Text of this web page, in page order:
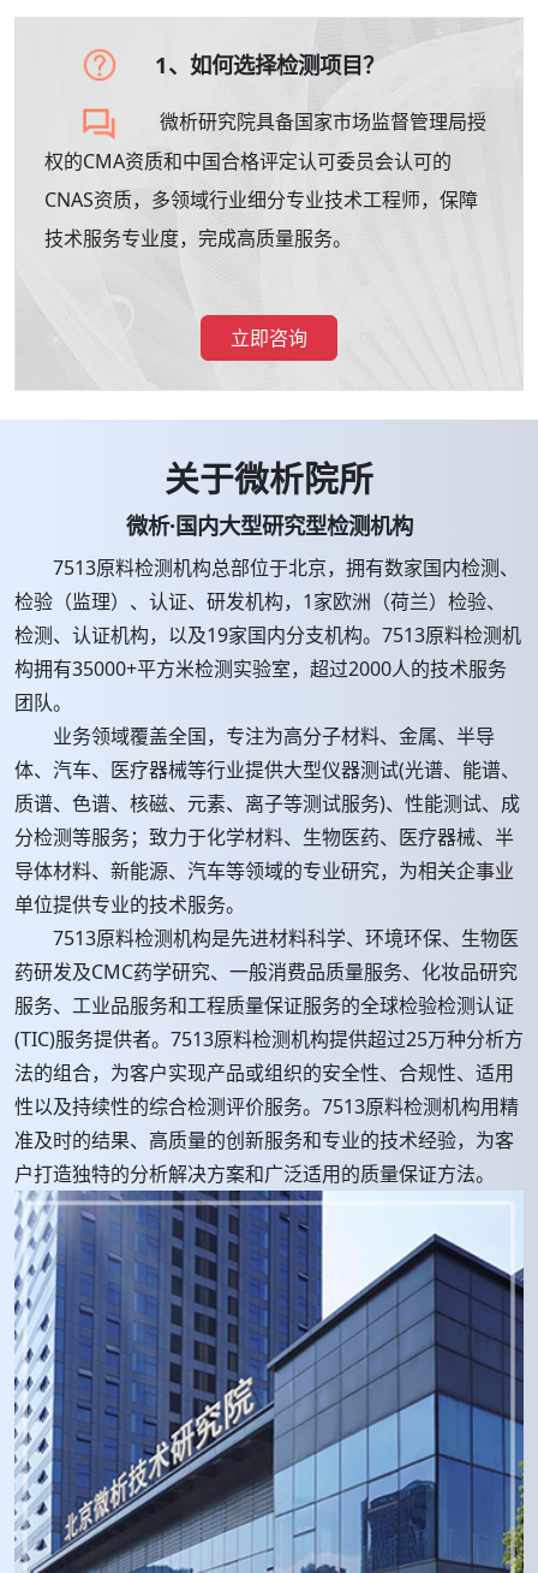
1、如何选择检测项目？
微析研究院具备国家市场监督管理局授
权的CMA资质和中国合格评定认可委员会认可的
CNAS资质，多领域行业细分专业技术工程师，保障
技术服务专业度，完成高质量服务。
立即咨询
关于微析院所
微析·国内大型研究型检测机构
7513原料检测机构总部位于北京，拥有数家国内检测、
检验（监理）、认证、研发机构，1家欧洲（荷兰）检验、
检测、认证机构，以及19家国内分支机构。7513原料检测机
构拥有35000+平方米检测实验室，超过2000人的技术服务
团队。
业务领域覆盖全国，专注为高分子材料、金属、半导
体、汽车、医疗器械等行业提供大型仪器测试(光谱、能谱、
质谱、色谱、核磁、元素、离子等测试服务)、性能测试、成
分检测等服务；致力于化学材料、生物医药、医疗器械、半
导体材料、新能源、汽车等领域的专业研究，为相关企事业
单位提供专业的技术服务。
7513原料检测机构是先进材料科学、环境环保、生物医
药研发及CMC药学研究、一般消费品质量服务、化妆品研究
服务、工业品服务和工程质量保证服务的全球检验检测认证
(TIC)服务提供者。7513原料检测机构提供超过25万种分析方
法的组合，为客户实现产品或组织的安全性、合规性、适用
性以及持续性的综合检测评价服务。7513原料检测机构用精
准及时的结果、高质量的创新服务和专业的技术经验，为客
户打造独特的分析解决方案和广泛适用的质量保证方法。